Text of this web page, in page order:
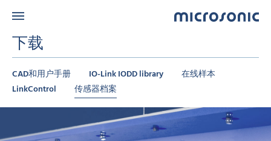
下载
CAD和用户手册 IO-Link IODD library
在线样本
LinkControl
传感器档案